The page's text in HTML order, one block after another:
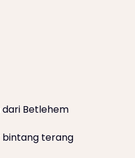
Betlehem
bintang terang